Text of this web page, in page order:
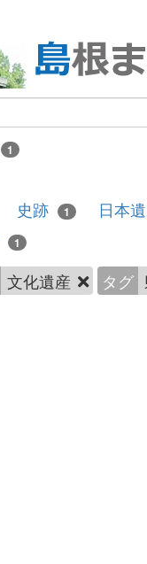
1
史跡 1
日本
1
文化遺産 タグ